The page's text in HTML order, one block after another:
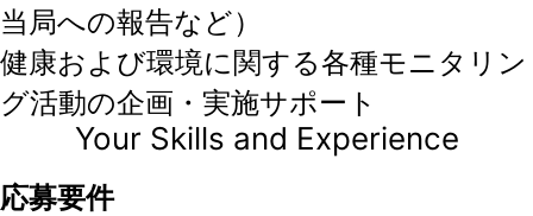
当局への報告など）
健康および環境に関する各種モニタリン
グ活動の企画・実施サポート
Your Skills and Experience
応募要件